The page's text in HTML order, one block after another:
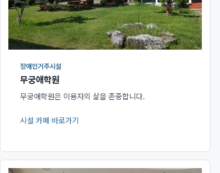
장애인거주시설
무궁애학원
무궁애학원은 이용자의 삶을 존중합니다.
시설 카페 바로가기
(새 창에서 열림)